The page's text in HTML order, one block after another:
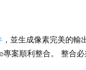
，並生成像素完美的
案順利整合。 整合必